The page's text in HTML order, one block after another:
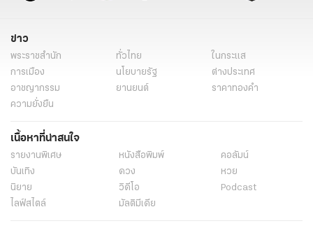
ข่าว
พระราชสำนัก ทั่วไทย
ในกระแส
การเมือง
นโยบายรัฐ
ต่างประเทศ
อาชญากรรม
ยานยนต์
ราคาทองคำ
ความยั่งยืน
เนื้อหาที่น่าสนใจ
รายงานพิเศษ หนังสือพิมพ์
คอลัมน์
บันเทิง
ดวง
หวย
นิยาย
วิดีโอ
Podcast
ไลฟ์สไตล์
มัลติมีเดีย